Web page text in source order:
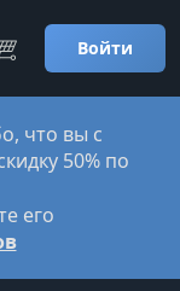
Войти
что вы с
50% по
его